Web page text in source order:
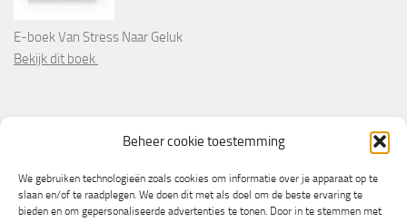
Beheer cookie toestemming
We gebruiken technologieën zoals cookies om informatie over je apparaat op te
slaan en/of te raadplegen. We doen dit met als doel om de beste ervaring te
bieden en om gepersonaliseerde advertenties te tonen. Door in te stemmen met
E-boek Van Stress Naar Geluk
Bekijk dit boek